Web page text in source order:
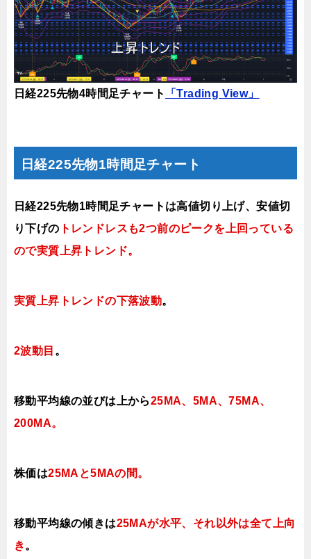
日経225先物4時間足チャート 「Trading View」
日経225先物1時間足チャート
日経225先物1時間足チャートは高値切り上げ、安値切
り下げの トレンドレスも2つ前のピークを上回っている
ので実質上昇トレンド。
実質上昇トレンドの下落波動。
2波動目 。
移動平均線の並びは上から25MA、5MA、75MA、
200MA。
株価は25MAと5MAの間。
移動平均線の傾きは25MAが水平、それ以外は全て上向
き。